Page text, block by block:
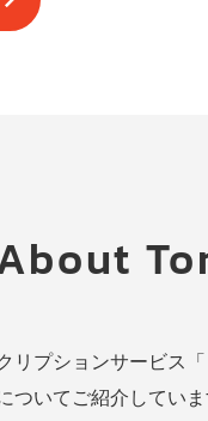
リプションサービス
ついてご紹介していま